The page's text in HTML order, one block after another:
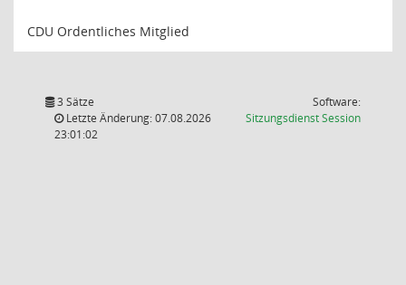
CDU Ordentliches Mitglied
3 Sätze
Letzte Änderung: 07.08.2026
23:01:02
Software:
SitzungsdienstSession(Wird in